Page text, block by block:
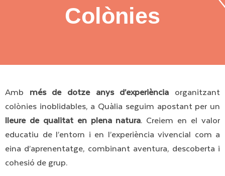
Colònies
Amb més de dotze anys d’experiència organitzant
colònies inoblidables, a Quàlia seguim apostant per un
lleure de qualitat en plena natura. Creiem en el valor
educatiu de l’entorn i en l’experiència vivencial com a
eina d’aprenentatge, combinant aventura, descoberta i
cohesió de grup.